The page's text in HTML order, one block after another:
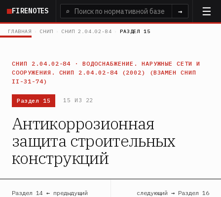
Перейти
основному
FIRENOTES ⌕ →
ГЛАВНАЯ › СНИП › СНИП 2.04.02-84 › РАЗДЕЛ 15
СНИП 2.04.02-84 · ВОДОСНАБЖЕНИЕ. НАРУЖНЫЕ СЕТИ И
СООРУЖЕНИЯ. СНИП 2.04.02-84 (2002) (ВЗАМЕН СНИП
II-31-74)
Раздел 15 15 ИЗ 22
Антикоррозионная
защита строительных
конструкций
Раздел 14 ← предыдущий
следующий → Раздел 16